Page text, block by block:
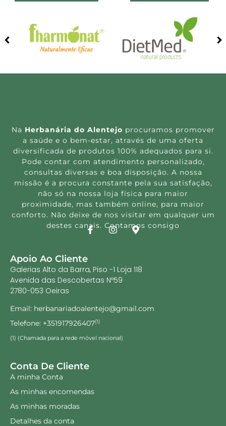
Na Herbanária do Alentejo procuramos promover
a saúde e o bem-estar, através de uma oferta
diversificada de produtos 100% adequados para si.
Pode contar com atendimento personalizado,
consultas diversas e boa disposição. A nossa
missão é a procura constante pela sua satisfação,
não só na nossa loja física para maior
proximidade, mas também online, para maior
conforto. Não deixe de nos visitar em qualquer um
destes canais. Contamos consigo
Apoio Ao Cliente
Galerias Alto da Barra, Piso -1 Loja 118
Avenida das Descobertas Nº59
2780-053 Oeiras
Email: herbanariadoalentejo@gmail.com
Telefone: +351917926407(1)
(1) (Chamada para a rede móvel nacional)
Conta De Cliente
A minha Conta
As minhas encomendas
As minhas moradas
Detalhes da conta